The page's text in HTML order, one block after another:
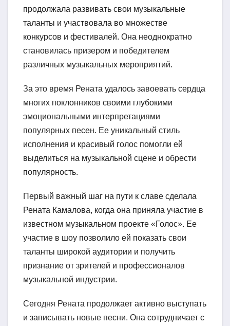
продолжала развивать свои музыкальные
таланты и участвовала во множестве
конкурсов и фестивалей. Она неоднократно
становилась призером и победителем
различных музыкальных мероприятий.
За это время Рената удалось завоевать сердца
многих поклонников своими глубокими
эмоциональными интерпретациями
популярных песен. Ее уникальный стиль
исполнения и красивый голос помогли ей
выделиться на музыкальной сцене и обрести
популярность.
Первый важный шаг на пути к славе сделала
Рената Камалова, когда она приняла участие в
известном музыкальном проекте «Голос». Ее
участие в шоу позволило ей показать свои
таланты широкой аудитории и получить
признание от зрителей и профессионалов
музыкальной индустрии.
Сегодня Рената продолжает активно выступать
и записывать новые песни. Она сотрудничает с